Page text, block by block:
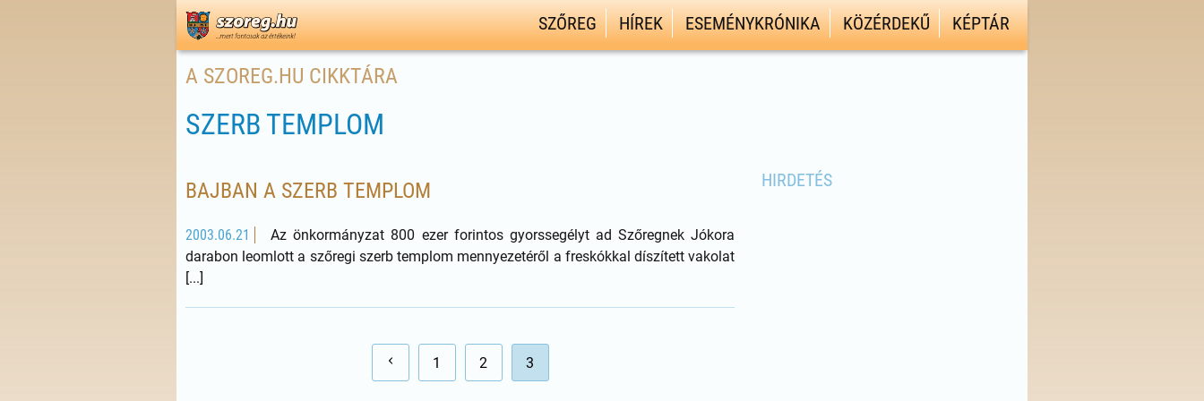
SZŐREG HÍREK ESEMÉNYKRÓNIKA KÖZÉRDEKŰ KÉPTÁR
A SZOREG.HU CIKKTÁRA
SZERB TEMPLOM
BAJBAN A SZERB TEMPLOM
2003.06.21
Az önkormányzat 800 ezer forintos gyorssegélyt ad Szőregnek Jókora
darabon leomlott a szőregi szerb templom mennyezetéről a freskókkal díszített vakolat
[...]
1 2 3
HIRDETÉS